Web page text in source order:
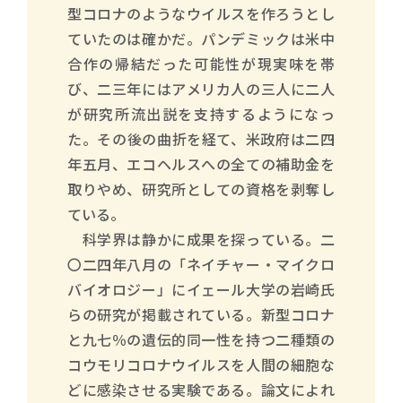
型コロナのようなウイルスを作ろうとし
ていたのは確かだ。パンデミックは米中
合作の帰結だった可能性が現実味を帯
び、二三年にはアメリカ人の三人に二人
が研究所流出説を支持するようになっ
た。その後の曲折を経て、米政府は二四
年五月、エコヘルスへの全ての補助金を
取りやめ、研究所としての資格を剥奪し
ている。
科学界は静かに成果を探っている。二
〇二四年八月の「ネイチャー・マイクロ
バイオロジー」にイェール大学の岩崎氏
らの研究が掲載されている。新型コロナ
と九七％の遺伝的同一性を持つ二種類の
コウモリコロナウイルスを人間の細胞な
どに感染させる実験である。論文によれ